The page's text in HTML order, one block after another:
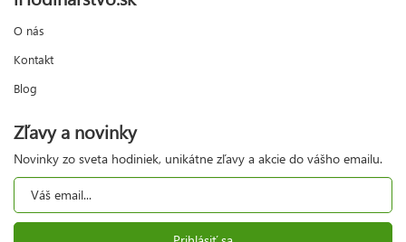
O nás
Kontakt
Blog
Zľavy a novinky
Novinky zo sveta hodiniek, unikátne zľavy a akcie do vášho emailu.